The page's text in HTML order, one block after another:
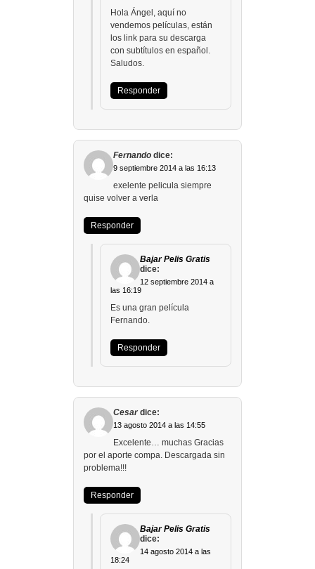
Hola Ángel, aquí no
vendemos películas, están
los link para su descarga
con subtítulos en español.
Saludos.
Responder
Fernando dice:
9 septiembre 2014 a las 16:13
exelente pelicula siempre
quise volver a verla
Responder
Bajar Pelis Gratis
dice:
12 septiembre 2014 a
las 16:19
Es una gran película
Fernando.
Responder
Cesar dice:
13 agosto 2014 a las 14:55
Excelente… muchas Gracias
por el aporte compa. Descargada sin
problema!!!
Responder
Bajar Pelis Gratis
dice:
14 agosto 2014 a las
18:24